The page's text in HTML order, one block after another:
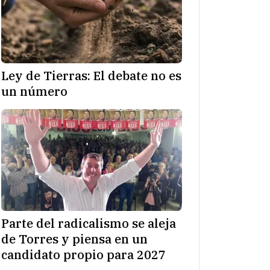
Ley de Tierras: El debate no es
un número
Parte del radicalismo se aleja
de Torres y piensa en un
candidato propio para 2027